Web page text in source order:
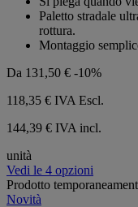
stelle.
Paletto stradale
rottura.
Montaggio
Da 131,50 € -10%
118,35 € IVA Escl.
144,39 € IVA incl.
unità
Vedi le 4 opzioni
Prodotto
Novità